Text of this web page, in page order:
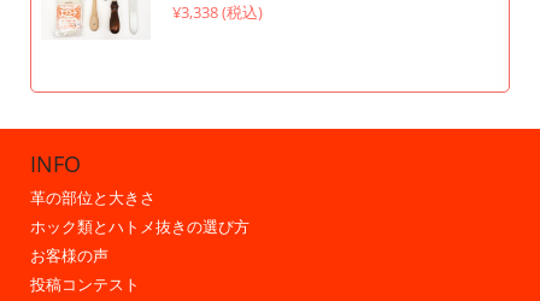
¥3,338 (税込)
INFO
革の部位と大きさ
ホック類とハトメ抜きの選び方
お客様の声
投稿コンテスト